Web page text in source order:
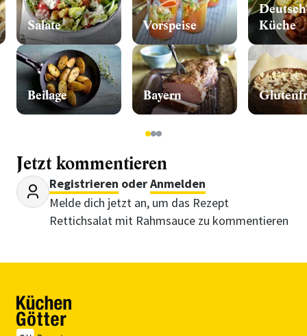
Salate
Beilage
Vorspeise
Bayern
Küche
123
Jetzt kommentieren
Registrieren oderAnmelden
Melde dich jetzt an, um das Rezept
Rettichsalat mit Rahmsauce zu kommentieren